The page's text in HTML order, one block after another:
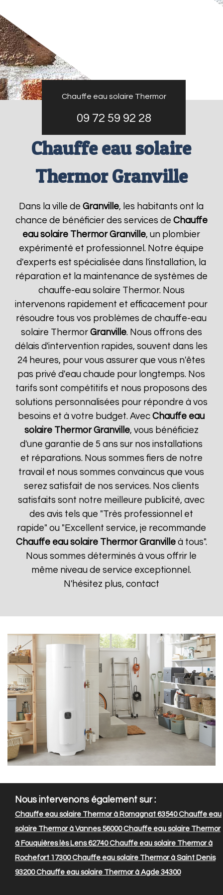
Chauffe eau solaire Thermor
09 72 59 92 28
Chauffe eau solaire
Thermor Granville
Dans la ville deGranville, les habitants ont la
chance de bénéficier des services de Chauffe
eau solaire Thermor Granville, un plombier
expérimenté et professionnel. Notre équipe
d'experts est spécialisée dans l'installation, la
réparation et la maintenance de systèmes de
chauffe-eau solaire Thermor. Nous
intervenons rapidement et efficacement pour
résoudre tous vos problèmes de chauffe-eau
solaire Thermor Granville. Nous offrons des
délais d'intervention rapides, souvent dans les
24 heures, pour vous assurer que vous n'êtes
pas privé d'eau chaude pour longtemps. Nos
tarifs sont compétitifs et nous proposons des
solutions personnalisées pour répondre à vos
besoins et à votre budget. AvecChauffe eau
solaire Thermor Granville, vous bénéficiez
d'une garantie de 5 ans sur nos installations
et réparations. Nous sommes fiers de notre
travail et nous sommes convaincus que vous
serez satisfait de nos services. Nos clients
satisfaits sont notre meilleure publicité, avec
des avis tels que "Très professionnel et
rapide" ou "Excellent service, je recommande
Chauffe eau solaire Thermor Granvilleà tous".
Nous sommes déterminés à vous offrir le
même niveau de service exceptionnel.
N'hésitez plus, contact
Nous intervenons également sur :
Chauffe eau solaire Thermor à Romagnat 63540Chauffe eau
solaire Thermor à Vannes 56000Chauffe eau solaire Thermor
à Fouquières lès Lens 62740Chauffe eau solaire Thermor à
Rochefort 17300Chauffe eau solaire Thermor à Saint Denis
93200Chauffe eau solaire Thermor à Agde 34300